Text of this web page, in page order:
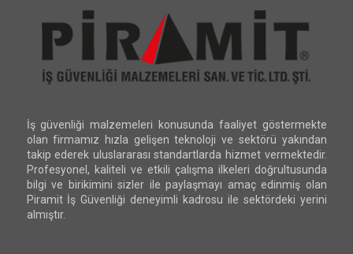
İş güvenliği malzemeleri konusunda faaliyet göstermekte
olan firmamız hızla gelişen teknoloji ve sektörü yakından
takip ederek uluslararası standartlarda hizmet vermektedir.
Profesyonel, kaliteli ve etkili çalışma ilkeleri doğrultusunda
bilgi ve birikimini sizler ile paylaşmayı amaç edinmiş olan
Piramit İş Güvenliği deneyimli kadrosu ile sektördeki yerini
almıştır.